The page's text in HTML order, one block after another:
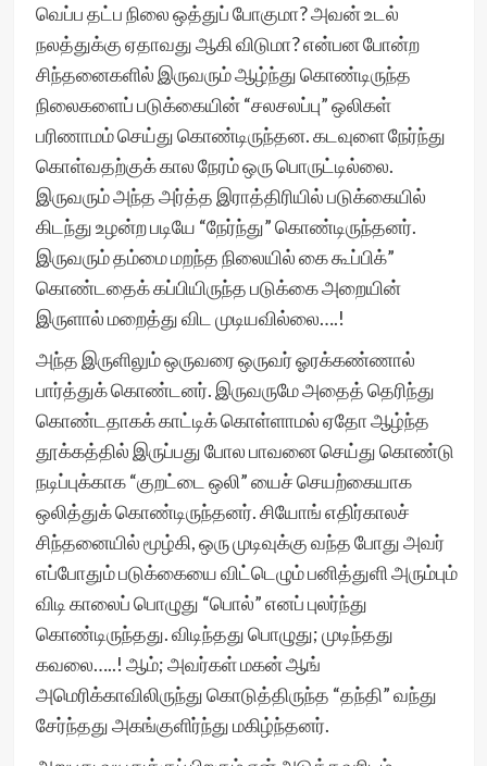
வெப்ப தட்ப நிலை ஒத்துப் போகுமா? அவன் உடல்
நலத்துக்கு ஏதாவது ஆகி விடுமா? என்பன போன்ற
சிந்தனைகளில் இருவரும் ஆழ்ந்து கொண்டிருந்த
நிலைகளைப் படுக்கையின் “சலசலப்பு” ஒலிகள்
பரிணாமம் செய்து கொண்டிருந்தன. கடவுளை நேர்ந்து
கொள்வதற்குக் கால நேரம் ஒரு பொருட்டில்லை.
இருவரும் அந்த அர்த்த இராத்திரியில் படுக்கையில்
கிடந்து உழன்ற படியே “நேர்ந்து” கொண்டிருந்தனர்.
இருவரும் தம்மை மறந்த நிலையில் கை கூப்பிக்”
கொண்டதைக் கப்பியிருந்த படுக்கை அறையின்
இருளால் மறைத்து விட முடியவில்லை….!
அந்த இருளிலும் ஒருவரை ஒருவர் ஓரக்கண்ணால்
பார்த்துக் கொண்டனர். இருவருமே அதைத் தெரிந்து
கொண்டதாகக் காட்டிக் கொள்ளாமல் ஏதோ ஆழ்ந்த
தூக்கத்தில் இருப்பது போல பாவனை செய்து கொண்டு
நடிப்புக்காக “குறட்டை ஒலி” யைச் செயற்கையாக
ஒலித்துக் கொண்டிருந்தனர். சியோங் எதிர்காலச்
சிந்தனையில் மூழ்கி, ஒரு முடிவுக்கு வந்த போது அவர்
எப்போதும் படுக்கையை விட்டெழும் பனித்துளி அரும்பும்
விடி காலைப் பொழுது “பொல்” எனப் புலர்ந்து
கொண்டிருந்தது. விடிந்தது பொழுது; முடிந்தது
கவலை…..! ஆம்; அவர்கள் மகன் ஆங்
அமெரிக்காவிலிருந்து கொடுத்திருந்த “தந்தி” வந்து
சேர்ந்தது அகங்குளிர்ந்து மகிழ்ந்தனர்.